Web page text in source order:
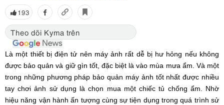
193
Theo dõi Kyma trên
Là một thiết bị điện tử nên máy ảnh rất dễ bị hư hỏng nếu không
được bảo quản và giữ gìn tốt, đặc biệt là vào mùa mưa ẩm. Và một
trong những phương pháp bảo quản máy ảnh tốt nhất được nhiều
tay chơi ảnh sử dụng là chọn mua một chiếc tủ chống ẩm. Nhờ
hiệu năng vận hành ấn tượng cùng sự tiện dụng trong quá trình sử